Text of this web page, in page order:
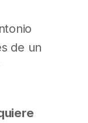
de un